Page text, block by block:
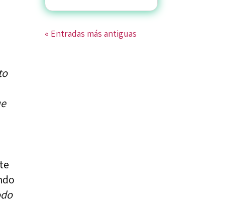
« Entradas más antiguas